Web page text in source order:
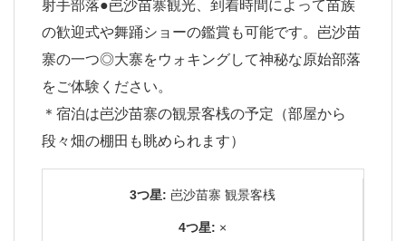
射手部落●岜沙苗寨観光、到着時間によって苗族
の歓迎式や舞踊ショーの鑑賞も可能です。岜沙苗
寨の一つ◎大寨をウォキングして神秘な原始部落
をご体験ください。
＊宿泊は岜沙苗寨の観景客桟の予定（部屋から
段々畑の棚田も眺められます）
3つ星: 岜沙苗寨 観景客桟
4つ星: ×